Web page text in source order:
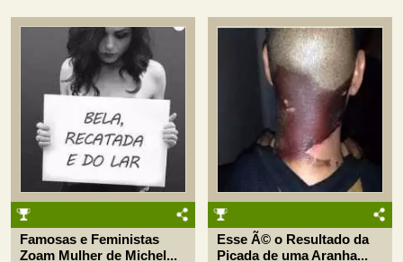
Famosas e Feministas
Zoam Mulher de Michel...
Esse Ã© o Resultado da
Picada de uma Aranha...